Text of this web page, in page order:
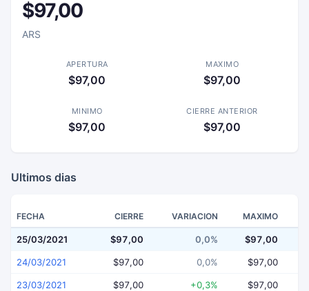
$97,00
ARS
APERTURA
$97,00
MAXIMO
$97,00
MINIMO
$97,00
CIERRE ANTERIOR
$97,00
Ultimos dias
FECHA CIERRE VARIACION MAXIMO
25/03/2021 $97,00 0,0% $97,00
24/03/2021 $97,00 0,0% $97,00
23/03/2021 $97,00 +0,3% $97,00